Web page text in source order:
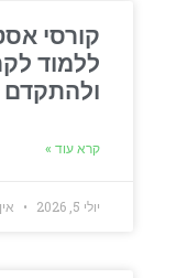
קורסי
ללמוד
קרא עוד »
יולי 5, 2026